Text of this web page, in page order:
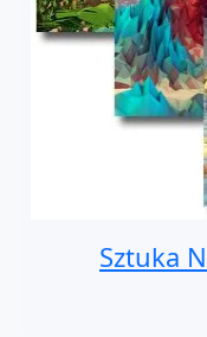
Sztuka